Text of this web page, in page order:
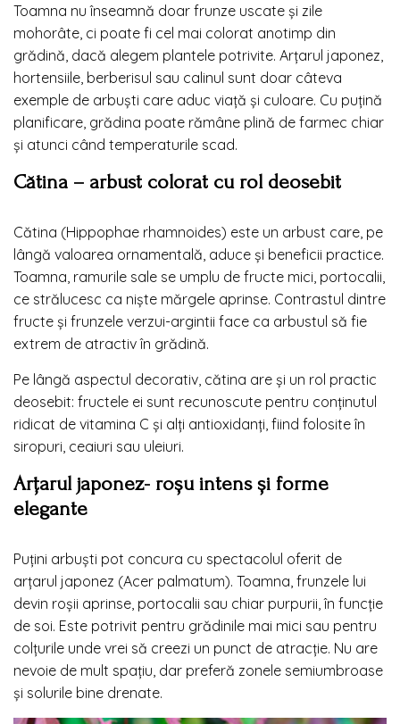
Toamna nu înseamnă doar frunze uscate și zile
mohorâte, ci poate fi cel mai colorat anotimp din
grădină, dacă alegem plantele potrivite. Arțarul japonez,
hortensiile, berberisul sau calinul sunt doar câteva
exemple de arbuști care aduc viață și culoare. Cu puțină
planificare, grădina poate rămâne plină de farmec chiar
și atunci când temperaturile scad.
Cătina – arbust colorat cu rol deosebit
Cătina (Hippophae rhamnoides) este un arbust care, pe
lângă valoarea ornamentală, aduce și beneficii practice.
Toamna, ramurile sale se umplu de fructe mici, portocalii,
ce strălucesc ca niște mărgele aprinse. Contrastul dintre
fructe și frunzele verzui-argintii face ca arbustul să fie
extrem de atractiv în grădină.
Pe lângă aspectul decorativ, cătina are și un rol practic
deosebit: fructele ei sunt recunoscute pentru conținutul
ridicat de vitamina C și alți antioxidanți, fiind folosite în
siropuri, ceaiuri sau uleiuri.
Arțarul japonez- roșu intens și forme
elegante
Puțini arbuști pot concura cu spectacolul oferit de
arțarul japonez (Acer palmatum). Toamna, frunzele lui
devin roșii aprinse, portocalii sau chiar purpurii, în funcție
de soi. Este potrivit pentru grădinile mai mici sau pentru
colțurile unde vrei să creezi un punct de atracție. Nu are
nevoie de mult spațiu, dar preferă zonele semiumbroase
și solurile bine drenate.